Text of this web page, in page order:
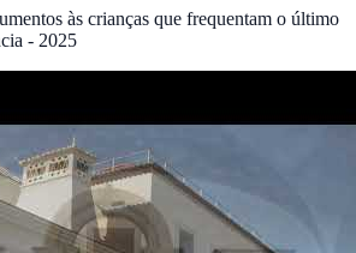
às crianças que frequentam o último
- 2025